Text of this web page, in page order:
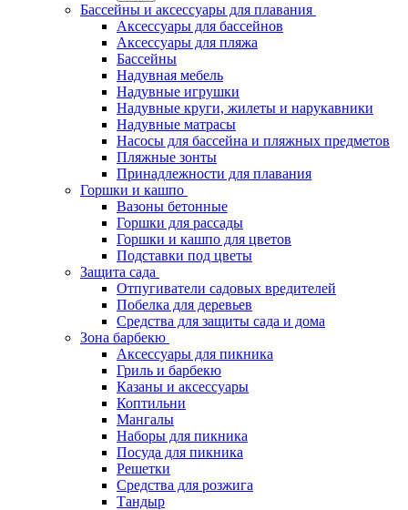
Бассейны и аксессуары для плавания
Аксессуары для бассейнов
Аксессуары для пляжа
Бассейны
Надувная мебель
Надувные игрушки
Надувные круги, жилеты и нарукавники
Надувные матрасы
Насосы для бассейна и пляжных предметов
Пляжные зонты
Принадлежности для плавания
Горшки и кашпо
Вазоны бетонные
Горшки для рассады
Горшки и кашпо для цветов
Подставки под цветы
Защита сада
Отпугиватели садовых вредителей
Побелка для деревьев
Средства для защиты сада и дома
Зона барбекю
Аксессуары для пикника
Гриль и барбекю
Казаны и аксессуары
Коптильни
Мангалы
Наборы для пикника
Посуда для пикника
Решетки
Средства для розжига
Тандыр